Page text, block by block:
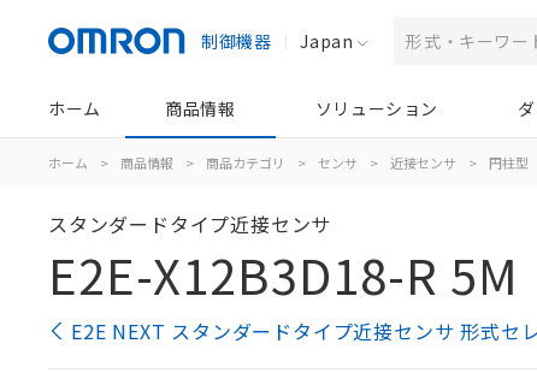
制御機器 Japan
ホーム 商品情報 ソリューション
ホーム > 商品情報 > 商品カテゴリ > センサ > 近接センサ > 円柱型
スタンダードタイプ近接センサ
E2E-X12B3D18-R 5M
E2E NEXT スタンダードタイプ近接センサ 形式セ